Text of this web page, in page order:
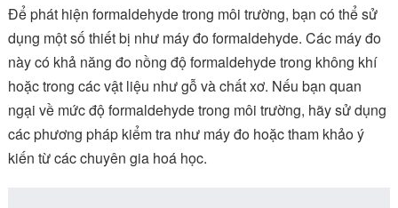
Để phát hiện formaldehyde trong môi trường, bạn có thể sử
dụng một số thiết bị như máy đo formaldehyde. Các máy đo
này có khả năng đo nồng độ formaldehyde trong không khí
hoặc trong các vật liệu như gỗ và chất xơ. Nếu bạn quan
ngại về mức độ formaldehyde trong môi trường, hãy sử dụng
các phương pháp kiểm tra như máy đo hoặc tham khảo ý
kiến từ các chuyên gia hoá học.